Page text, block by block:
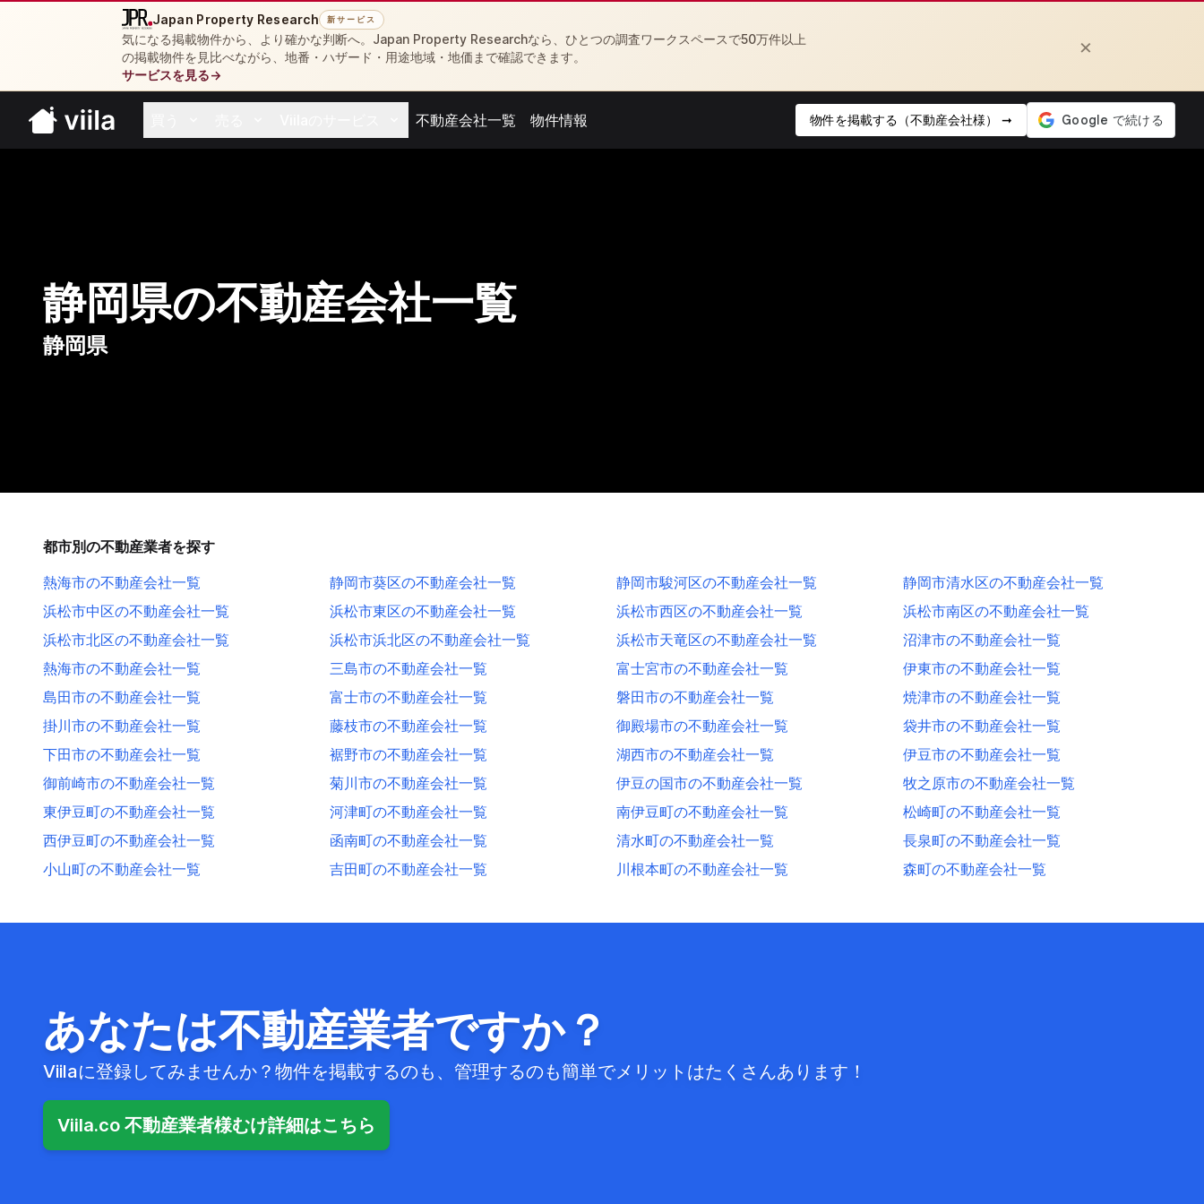
Japan Property Research 新サービス
気になる掲載物件から、より確かな判断へ。Japan Property Researchなら、ひとつの調査ワークスペースで50万件以上
の掲載物件を見比べながら、地番・ハザード・用途地域・地価まで確認できます。
サービスを見る→
×
Open resources menuOpen agent menu
不動産会社一覧
Open feed menu
物件情報 物件を掲載する（不動産会社様） ➞
静岡県の不動産会社一覧
静岡県
都市別の不動産業者を探す
熱海市の不動産会社一覧
静岡市葵区の不動産会社一覧 静岡市駿河区の不動産会社一覧
静岡市清水区の不動産会社一覧
浜松市中区の不動産会社一覧
浜松市東区の不動産会社一覧 浜松市西区の不動産会社一覧
浜松市南区の不動産会社一覧
浜松市北区の不動産会社一覧
浜松市浜北区の不動産会社一覧 浜松市天竜区の不動産会社一覧
沼津市の不動産会社一覧
熱海市の不動産会社一覧
三島市の不動産会社一覧 富士宮市の不動産会社一覧
伊東市の不動産会社一覧
島田市の不動産会社一覧
富士市の不動産会社一覧 磐田市の不動産会社一覧
焼津市の不動産会社一覧
掛川市の不動産会社一覧
藤枝市の不動産会社一覧 御殿場市の不動産会社一覧
袋井市の不動産会社一覧
下田市の不動産会社一覧
裾野市の不動産会社一覧 湖西市の不動産会社一覧
伊豆市の不動産会社一覧
御前崎市の不動産会社一覧
菊川市の不動産会社一覧 伊豆の国市の不動産会社一覧
牧之原市の不動産会社一覧
東伊豆町の不動産会社一覧
河津町の不動産会社一覧 南伊豆町の不動産会社一覧
松崎町の不動産会社一覧
西伊豆町の不動産会社一覧
函南町の不動産会社一覧 清水町の不動産会社一覧
長泉町の不動産会社一覧
小山町の不動産会社一覧
吉田町の不動産会社一覧 川根本町の不動産会社一覧 森町の不動産会社一覧
あなたは不動産業者ですか？
Viilaに登録してみませんか？物件を掲載するのも、管理するのも簡単でメリットはたくさんあります！
Viila.co 不動産業者様むけ詳細はこちら